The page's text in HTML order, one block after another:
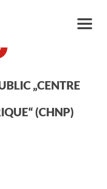
„CENTRE
(CHNP)